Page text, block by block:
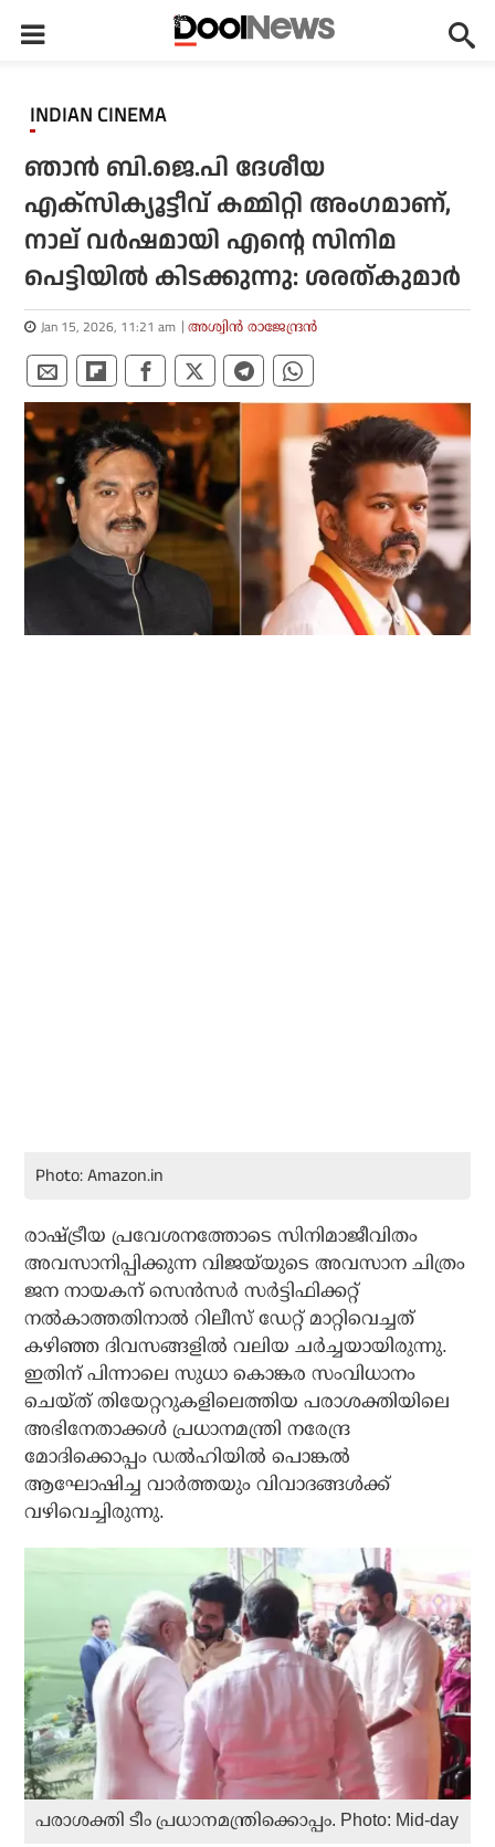
INDIAN CINEMA
ഞാന്‍ ബി.ജെ.പി ദേശീയ
എക്‌സിക്യൂട്ടീവ് കമ്മിറ്റി അംഗമാണ്,
നാല് വര്‍ഷമായി എന്റെ സിനിമ
പെട്ടിയില്‍ കിടക്കുന്നു: ശരത്കുമാര്‍
Jan 15, 2026, 11:21 am അശ്വിന്‍ രാജേന്ദ്രന്‍
Photo: Amazon.in
രാഷ്ട്രീയ പ്രവേശനത്തോടെ സിനിമാജീവിതം
അവസാനിപ്പിക്കുന്ന വിജയ്‌യുടെ അവസാന ചിത്രം
ജന നായകന് സെന്‍സര്‍ സര്‍ട്ടിഫിക്കറ്റ്
നല്‍കാത്തതിനാല്‍ റിലീസ് ഡേറ്റ് മാറ്റിവെച്ചത്
കഴിഞ്ഞ ദിവസങ്ങളില്‍ വലിയ ചര്‍ച്ചയായിരുന്നു.
ഇതിന് പിന്നാലെ സുധാ കൊങ്കര സംവിധാനം
ചെയ്ത് തിയേറ്ററുകളിലെത്തിയ പരാശക്തിയിലെ
അഭിനേതാക്കള്‍ പ്രധാനമന്ത്രി നരേന്ദ്ര
മോദിക്കൊപ്പം ഡല്‍ഹിയില്‍ പൊങ്കല്‍
ആഘോഷിച്ച വാര്‍ത്തയും വിവാദങ്ങള്‍ക്ക്
വഴിവെച്ചിരുന്നു.
പരാശക്തി ടീം പ്രധാനമന്ത്രിക്കൊപ്പം. Photo: Mid-day